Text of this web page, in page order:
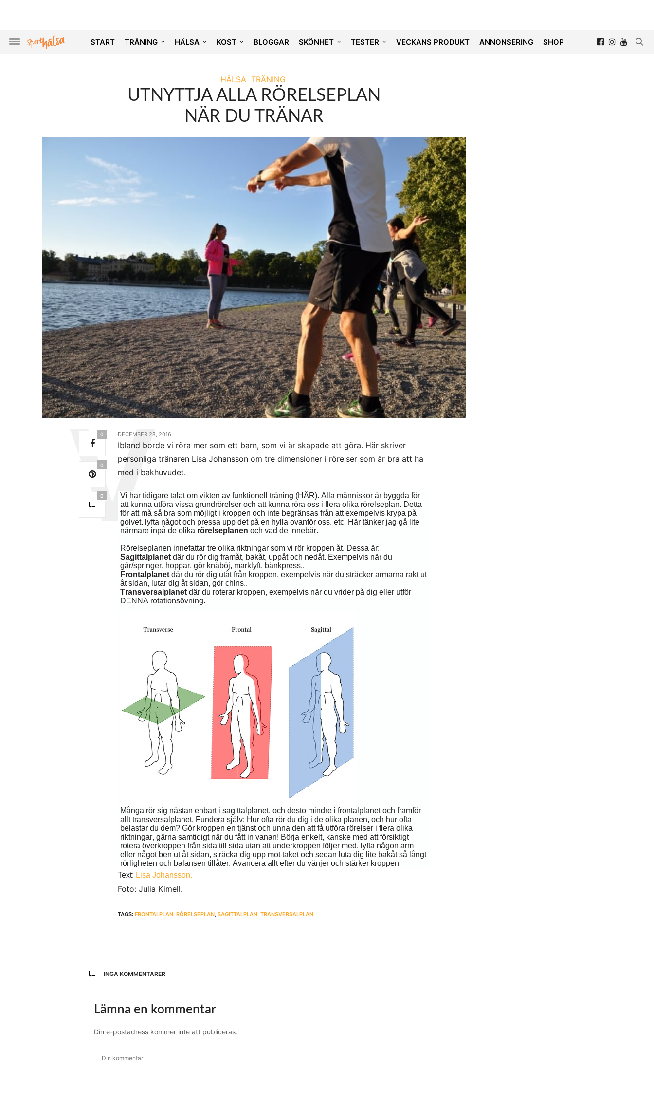
START TRÄNING HÄLSA KOST BLOGGAR SKÖNHET TESTER VECKANS PRODUKT ANNONSERING SHOP
HÄLSA TRÄNING
UTNYTTJA ALLA RÖRELSEPLAN
NÄR DU TRÄNAR
0
0
0
DECEMBER 28, 2016
Ibland borde vi röra mer som ett barn, som vi är skapade att göra. Här skriver
personliga tränaren Lisa Johansson om tre dimensioner i rörelser som är bra att ha
med i bakhuvudet.
Vi har tidigare talat om vikten av funktionell träning (HÄR). Alla människor är byggda för
att kunna utföra vissa grundrörelser och att kunna röra oss i flera olika rörelseplan. Detta
för att må så bra som möjligt i kroppen och inte begränsas från att exempelvis krypa på
golvet, lyfta något och pressa upp det på en hylla ovanför oss, etc. Här tänker jag gå lite
närmare inpå de olika rörelseplanen och vad de innebär.
Rörelseplanen innefattar tre olika riktningar som vi rör kroppen åt. Dessa är:
Sagittalplanet där du rör dig framåt, bakåt, uppåt och nedåt. Exempelvis när du
går/springer, hoppar, gör knäböj, marklyft, bänkpress..
Frontalplanet där du rör dig utåt från kroppen, exempelvis när du sträcker armarna rakt ut
åt sidan, lutar dig åt sidan, gör chins..
Transversalplanet där du roterar kroppen, exempelvis när du vrider på dig eller utför
DENNA rotationsövning.
Många rör sig nästan enbart i sagittalplanet, och desto mindre i frontalplanet och framför
allt transversalplanet. Fundera själv: Hur ofta rör du dig i de olika planen, och hur ofta
belastar du dem? Gör kroppen en tjänst och unna den att få utföra rörelser i flera olika
riktningar, gärna samtidigt när du fått in vanan! Börja enkelt, kanske med att försiktigt
rotera överkroppen från sida till sida utan att underkroppen följer med, lyfta någon arm
eller något ben ut åt sidan, sträcka dig upp mot taket och sedan luta dig lite bakåt så långt
rörligheten och balansen tillåter. Avancera allt efter du vänjer och stärker kroppen!
Text: Lisa Johansson.
Foto: Julia Kimell.
TAGS: FRONTALPLAN, RÖRELSEPLAN, SAGITTALPLAN, TRANSVERSALPLAN
INGA KOMMENTARER
Lämna en kommentar
Din e-postadress kommer inte att publiceras.